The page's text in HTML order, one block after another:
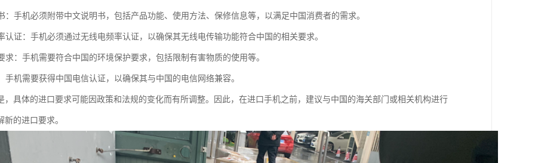
：手机必须附带中文说明书，包括产品功能、使用方法、保修信息等，以满足中国消费者的需求。
认证：手机必须通过无线电频率认证，以确保其无线电传输功能符合中国的相关要求。
求：手机需要符合中国的环境保护要求，包括限制有害物质的使用等。
手机需要获得中国电信认证，以确保其与中国的电信网络兼容。
，具体的进口要求可能因政策和法规的变化而有所调整。因此，在进口手机之前，建议与中国的海关部门或相关机构进行
新的进口要求。